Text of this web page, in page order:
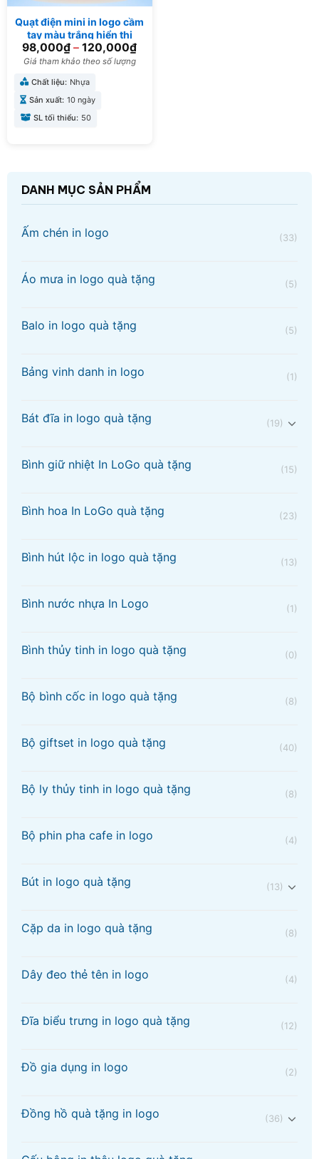
Quạt điện mini in logo cầm
tay màu trắng hiển thị
dung lượng pin 16.5cm
QD-02
98,000₫ –120,000₫
Giá tham khảo theo số lượng
Chất liệu: Nhựa
Sản xuất: 10 ngày
SL tối thiểu: 50
DANH MỤC SẢN PHẨM
Ấm chén in logo (33)
Áo mưa in logo quà tặng (5)
Balo in logo quà tặng (5)
Bảng vinh danh in logo (1)
Bát đĩa in logo quà tặng (19)
Bình giữ nhiệt In LoGo quà tặng (15)
Bình hoa In LoGo quà tặng (23)
Bình hút lộc in logo quà tặng (13)
Bình nước nhựa In Logo (1)
Bình thủy tinh in logo quà tặng (0)
Bộ bình cốc in logo quà tặng (8)
Bộ giftset in logo quà tặng (40)
Bộ ly thủy tinh in logo quà tặng (8)
Bộ phin pha cafe in logo (4)
Bút in logo quà tặng (13)
Cặp da in logo quà tặng (8)
Dây đeo thẻ tên in logo (4)
Đĩa biểu trưng in logo quà tặng (12)
Đồ gia dụng in logo (2)
Đồng hồ quà tặng in logo (36)